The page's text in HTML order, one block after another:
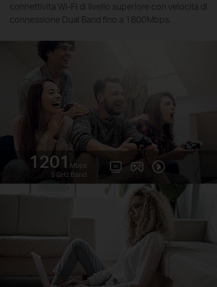
connettività Wi-Fi di livello superiore con velocità di
connessione Dual Band fino a 1800Mbps.
1201 Mbps
5 GHz Band